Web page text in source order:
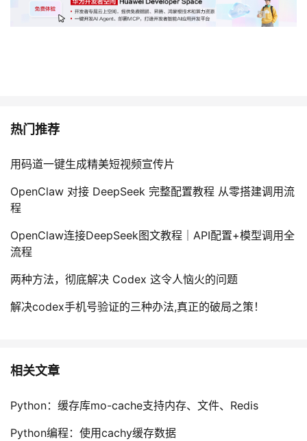
热门推荐
用码道一键生成精美短视频宣传片
OpenClaw 对接 DeepSeek 完整配置教程 从零搭建调用流
程
OpenClaw连接DeepSeek图文教程｜API配置+模型调用全
流程
两种方法，彻底解决 Codex 这令人恼火的问题
解决codex手机号验证的三种办法,真正的破局之策！
相关文章
Python：缓存库mo-cache支持内存、文件、Redis
Python编程：使用cachy缓存数据